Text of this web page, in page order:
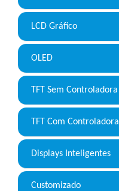
LCD Gráfico
OLED
TFT Sem Controladora
TFT Com Controladora
Displays Inteligentes
Customizado